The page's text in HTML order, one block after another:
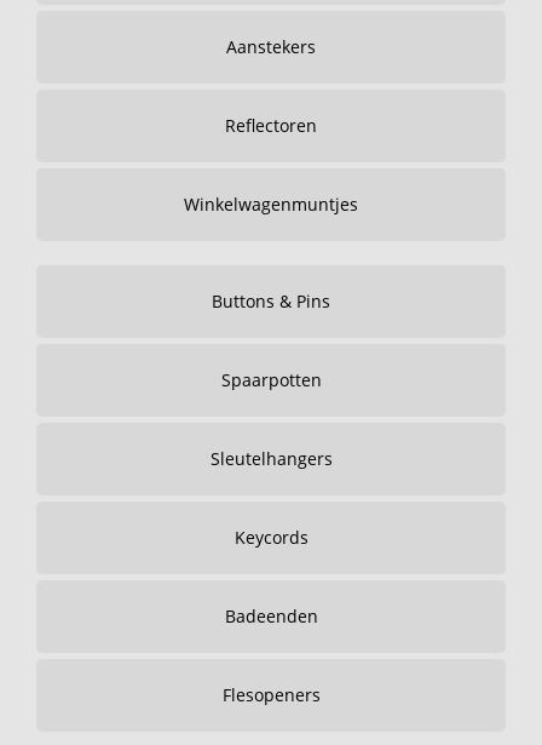
Aanstekers
Reflectoren
Winkelwagenmuntjes
Buttons & Pins
Spaarpotten
Sleutelhangers
Keycords
Badeenden
Flesopeners